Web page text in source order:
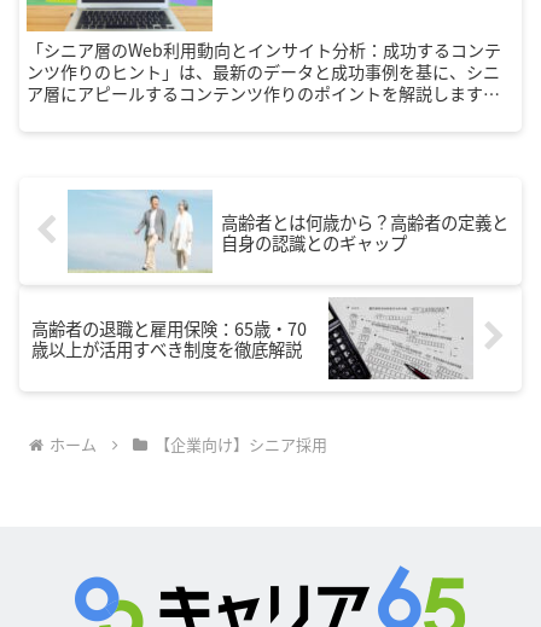
「シニア層のWeb利用動向とインサイト分析：成功するコンテ
ンツ作りのヒント」は、最新のデータと成功事例を基に、シニ
ア層にアピールするコンテンツ作りのポイントを解説します。
記事です。
高齢者とは何歳から？高齢者の定義と
自身の認識とのギャップ
高齢者の退職と雇用保険：65歳・70
歳以上が活用すべき制度を徹底解説
ホーム 【企業向け】シニア採用